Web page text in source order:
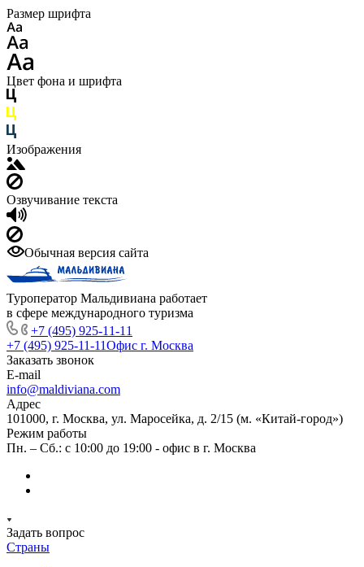
Размер шрифта
Цвет фона и шрифта
Изображения
Озвучивание текста
Обычная версия сайта
Туроператор Мальдивиана работает
в сфере международного туризма
+7 (495) 925-11-11
+7 (495) 925-11-11Офис г. Москва
Заказать звонок
E-mail
info@maldiviana.com
Адрес
101000, г. Москва, ул. Маросейка, д. 2/15 (м. «Китай-город»)
Режим работы
Пн. – Сб.: с 10:00 до 19:00 - офис в г. Москва
Задать вопрос
Страны